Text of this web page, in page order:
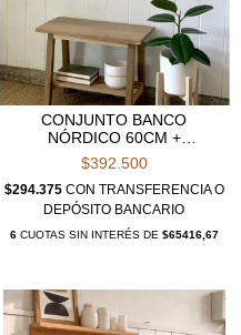
CONJUNTO BANCO
NÓRDICO 60CM +
PERCHERO NOLA
$392.500
$294.375 CON TRANSFERENCIA O
DEPÓSITO BANCARIO
6CUOTAS SIN INTERÉS DE $65416,67